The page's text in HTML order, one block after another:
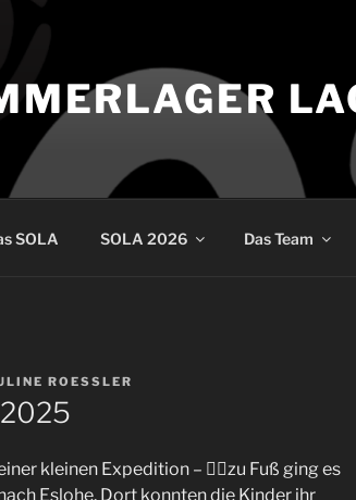
SOLA SOLA 2026 Das Team
ROESSLER
kleinen Expedition – 🏃‍♀️zu Fuß ging es
Eslohe. Dort konnten die Kinder ihr